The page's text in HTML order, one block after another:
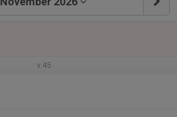
v.45